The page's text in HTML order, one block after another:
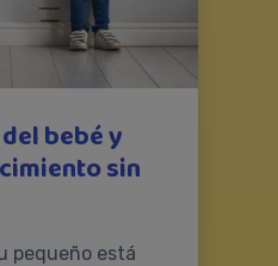
bebé y
sin
pequeño está